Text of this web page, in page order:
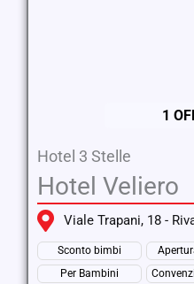
1
Hotel 3 Stelle
Hotel Veliero
Viale Trapani, 18 -
Sconto bimbi
Per Bambini